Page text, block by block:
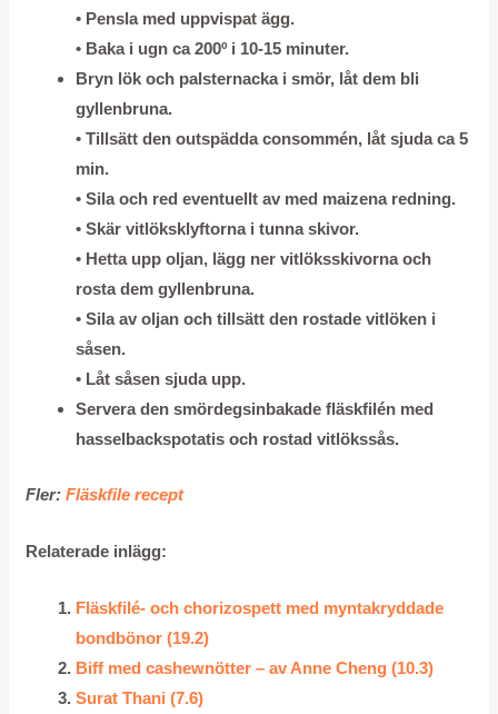
• Pensla med uppvispat ägg.
• Baka i ugn ca 200º i 10-15 minuter.
Bryn lök och palsternacka i smör, låt dem bli
gyllenbruna.
• Tillsätt den outspädda consommén, låt sjuda ca 5
min.
• Sila och red eventuellt av med maizena redning.
• Skär vitlöksklyftorna i tunna skivor.
• Hetta upp oljan, lägg ner vitlöksskivorna och
rosta dem gyllenbruna.
• Sila av oljan och tillsätt den rostade vitlöken i
såsen.
• Låt såsen sjuda upp.
Servera den smördegsinbakade fläskfilén med
hasselbackspotatis och rostad vitlökssås.
Fler:Fläskfile recept
Relaterade inlägg:
Fläskfilé- och chorizospett med myntakryddade
bondbönor (19.2)
Biff med cashewnötter – av Anne Cheng (10.3)
Surat Thani (7.6)